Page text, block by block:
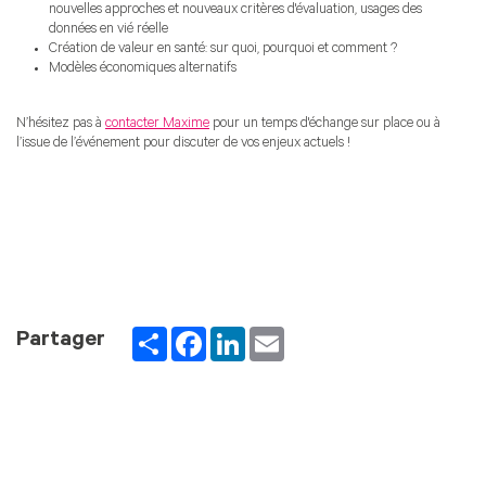
nouvelles approches et nouveaux critères d'évaluation, usages des
données en vié réelle
Création de valeur en santé: sur quoi, pourquoi et comment ?
Modèles économiques alternatifs
N’hésitez pas à contacter Maxime pour un temps d'échange sur place ou à
l’issue de l’événement pour discuter de vos enjeux actuels !
Partager PartagerFacebookLinkedInEmail